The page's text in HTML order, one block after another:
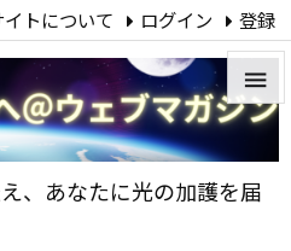
、あなたに光の加護を届


メニ

イトについて ログイン 登録